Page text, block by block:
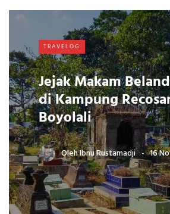
TRAVELOG
Jejak Makam
di Kampung
Boyolali
OlehIbnu Rustamadji 16